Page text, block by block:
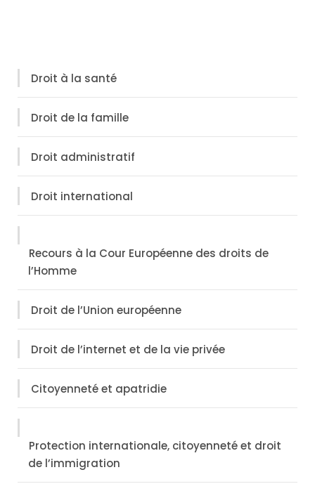
Droit à la santé
Droit de la famille
Droit administratif
Droit international
Recours à la Cour Européenne des droits de
l’Homme
Droit de l’Union européenne
Droit de l’internet et de la vie privée
Citoyenneté et apatridie
Protection internationale, citoyenneté et droit
de l’immigration